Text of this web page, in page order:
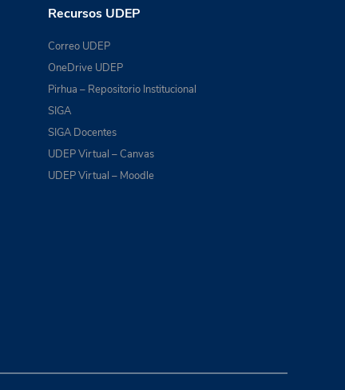
Recursos UDEP
Correo UDEP
OneDrive UDEP
Pirhua – Repositorio Institucional
SIGA
SIGA Docentes
UDEP Virtual – Canvas
UDEP Virtual – Moodle